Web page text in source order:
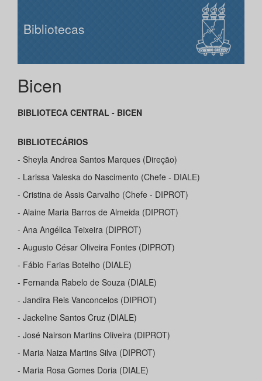
Bibliotecas
Bicen
BIBLIOTECA CENTRAL - BICEN
BIBLIOTECÁRIOS
- Sheyla Andrea Santos Marques (Direção)
- Larissa Valeska do Nascimento (Chefe - DIALE)
- Cristina de Assis Carvalho (Chefe - DIPROT)
- Alaine Maria Barros de Almeida (DIPROT)
- Ana Angélica Teixeira (DIPROT)
- Augusto César Oliveira Fontes (DIPROT)
- Fábio Farias Botelho (DIALE)
- Fernanda Rabelo de Souza (DIALE)
- Jandira Reis Vanconcelos (DIPROT)
- Jackeline Santos Cruz (DIALE)
- José Nairson Martins Oliveira (DIPROT)
- Maria Naiza Martins Silva (DIPROT)
- Maria Rosa Gomes Doria (DIALE)